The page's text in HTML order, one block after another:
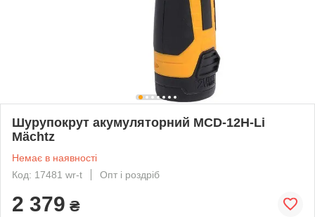
Шурупокрут акумуляторний MCD-12H-Li
Mächtz
Немає в наявності
Код: 17481 wr-t
Опт і роздріб
2 379 ₴